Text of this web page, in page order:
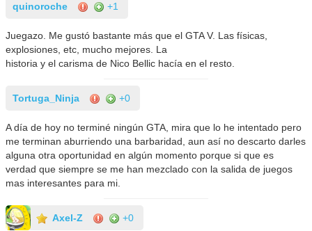
quinoroche +1
Juegazo. Me gustó bastante más que el GTA V. Las físicas,
explosiones, etc, mucho mejores. La
historia y el carisma de Nico Bellic hacía en el resto.
Tortuga_Ninja +0
A día de hoy no terminé ningún GTA, mira que lo he intentado pero
me terminan aburriendo una barbaridad, aun así no descarto darles
alguna otra oportunidad en algún momento porque si que es
verdad que siempre se me han mezclado con la salida de juegos
mas interesantes para mi.
Axel-Z +0